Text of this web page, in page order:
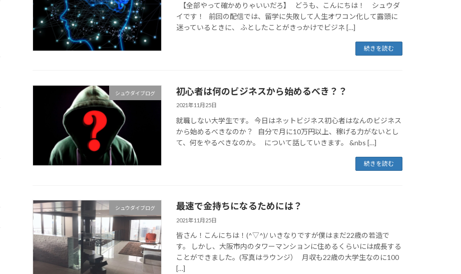
【全部やって確かめりゃいいだろ】 どうも、こんにちは！ シュウダ
イです！ 前回の配信では、留学に失敗して人生オワコン化して露頭に
迷っているときに、 ふとしたことがきっかけでビジネ […]
続きを読む
シュウダイブログ 初心者は何のビジネスから始めるべき？？
2021年11月25日
就職しない大学生です。 今日はネットビジネス初心者はなんのビジネス
から始めるべきなのか？ 自分で月に10万円以上、稼げる力がないとし
て、何をやるべきなのか。 について話していきます。 &nbs […]
続きを読む
シュウダイブログ 最速で金持ちになるためには？
2021年11月25日
皆さん！こんにちは！(^▽^)/ いきなりですが僕はまだ22歳の若造で
す。 しかし、大阪市内のタワーマンションに住めるくらいには成長する
ことができました。(写真はラウンジ） 月収も22歳の大学生なのに100
[…]